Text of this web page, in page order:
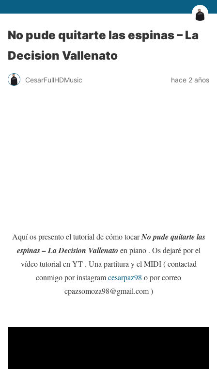
No pude quitarte las espinas – La
Decision Vallenato
CesarFullHDMusic hace 2 años
Aquí os presento el tutorial de cómo tocarNo pude quitarte las
espinas – La Decision Vallenato en piano . Os dejaré por el
vídeo tutorial en YT . Una partitura y el MIDI ( contactad
conmigo por instagramcesarpaz98 o por correo
cpazsomoza98@gmail.com )